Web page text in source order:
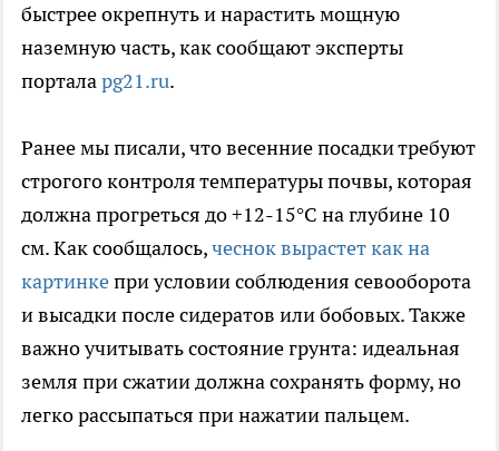
быстрее окрепнуть и нарастить мощную
наземную часть, как сообщают эксперты
порталаpg21.ru.
Ранее мы писали, что весенние посадки требуют
строгого контроля температуры почвы, которая
должна прогреться до +12-15°C на глубине 10
см. Как сообщалось,чеснок вырастет как на
картинкепри условии соблюдения севооборота
и высадки после сидератов или бобовых. Также
важно учитывать состояние грунта: идеальная
земля при сжатии должна сохранять форму, но
легко рассыпаться при нажатии пальцем.